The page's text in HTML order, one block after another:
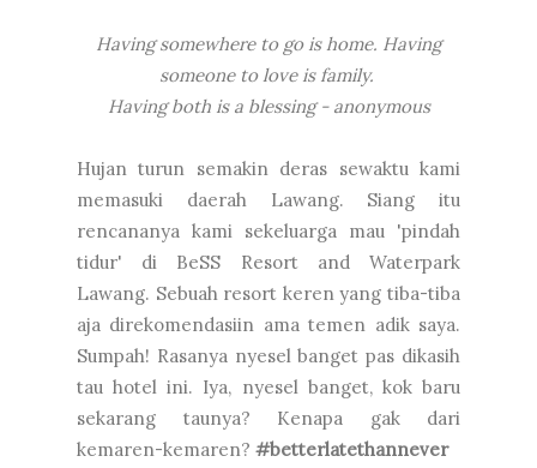
Having somewhere to go is home. Having
someone to love is family.
Having both is a blessing - anonymous
Hujan turun semakin deras sewaktu kami
memasuki daerah Lawang. Siang itu
rencananya kami sekeluarga mau 'pindah
tidur' di BeSS Resort and Waterpark
Lawang. Sebuah resort keren yang tiba-tiba
aja direkomendasiin ama temen adik saya.
Sumpah! Rasanya nyesel banget pas dikasih
tau hotel ini. Iya, nyesel banget, kok baru
sekarang taunya? Kenapa gak dari
kemaren-kemaren? #betterlatethannever